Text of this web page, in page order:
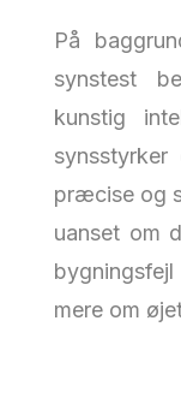
På
synstest
kunstig
præcise og
uanset om
mere om